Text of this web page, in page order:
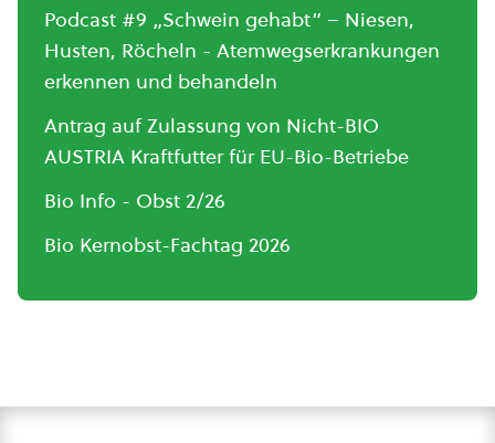
Podcast #9 „Schwein gehabt“ – Niesen,
Husten, Röcheln - Atemwegserkrankungen
erkennen und behandeln
Antrag auf Zulassung von Nicht-BIO
AUSTRIA Kraftfutter für EU-Bio-Betriebe
Bio Info - Obst 2/26
Bio Kernobst-Fachtag 2026